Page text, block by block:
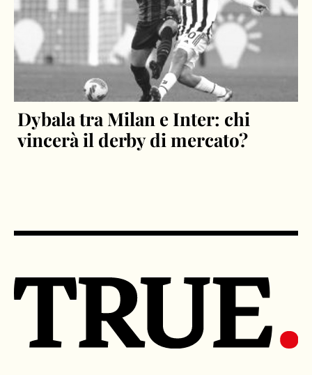
Dybala tra Milan e Inter: chi
vincerà il derby di mercato?